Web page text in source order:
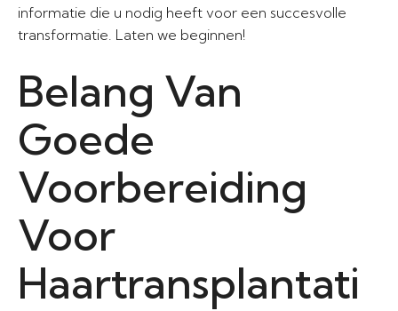
informatie die u nodig heeft voor een succesvolle
transformatie. Laten we beginnen!
Belang Van
Goede
Voorbereiding
Voor
Haartransplantati